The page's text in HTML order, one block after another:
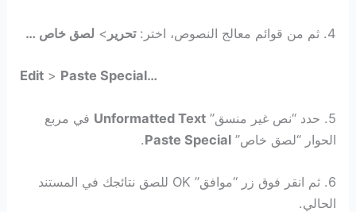
4. ثم من قوائم معالج النصوص، اختر: تحرير > لصق خاص …
Edit > Paste Special…
5. حدد “نص غير منسق” Unformatted Text في مربع
الحوار “لصق خاص”Paste Special
.
6. ثم انقر فوق زر “موافق” OK للصق نتائجك في المستند
الحالي.